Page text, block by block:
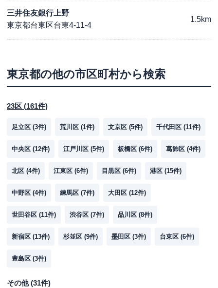
三井住友銀行上野
東京都台東区台東4-11-4
1.5km
東京都の他の市区町村から検索
23区 (161件)
足立区 (3件) 荒川区 (1件) 文京区 (5件) 千代田区 (11件)
中央区 (12件) 江戸川区 (5件) 板橋区 (6件) 葛飾区 (4件)
北区 (4件) 江東区 (6件) 目黒区 (6件) 港区 (15件)
中野区 (4件) 練馬区 (7件) 大田区 (12件)
世田谷区 (11件) 渋谷区 (7件) 品川区 (8件)
新宿区 (13件) 杉並区 (9件) 墨田区 (3件) 台東区 (6件)
豊島区 (3件)
その他(31件)